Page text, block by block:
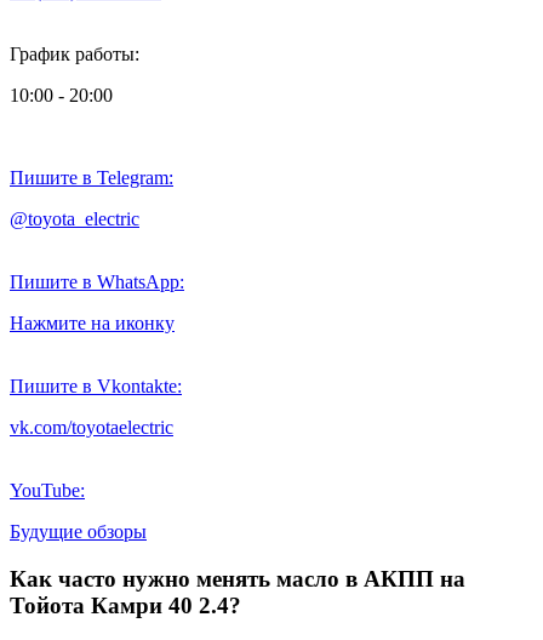
График работы:
10:00 - 20:00
Пишите в Telegram:
@toyota_electric
Пишите в WhatsApp:
Нажмите на иконку
Пишите в Vkontakte:
vk.com/toyotaelectric
YouTube:
Будущие обзоры
Как часто нужно менять масло в АКПП на
Тойота Камри 40 2.4?